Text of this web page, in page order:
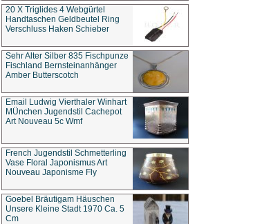
20 X Triglides 4 Webgürtel
Handtaschen Geldbeutel Ring
Verschluss Haken Schieber
Sehr Alter Silber 835 Fischpunze
Fischland Bernsteinanhänger
Amber Butterscotch
Email Ludwig Vierthaler Winhart
MÜnchen Jugendstil Cachepot
Art Nouveau 5c Wmf
French Jugendstil Schmetterling
Vase Floral Japonismus Art
Nouveau Japonisme Fly
Goebel Bräutigam Häuschen
Unsere Kleine Stadt 1970 Ca. 5
Cm